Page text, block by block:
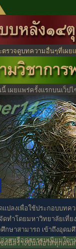
รวจดูบทความอื่นๆที่เผ
ได้จากตรงนี้
เผยแพร่ครั้งแรกบนเว็
าร
ซต์นี้สร้างขึ้นเพื่อให้ทุกค
ปลงเพื่อใช้ประกอบบทค
ดทำโดยมหาวิทยาลัยเที่ย
กษาสามารถ เข้าถึงอุดม
ายหรือค่าธรรมเนียมใดๆ